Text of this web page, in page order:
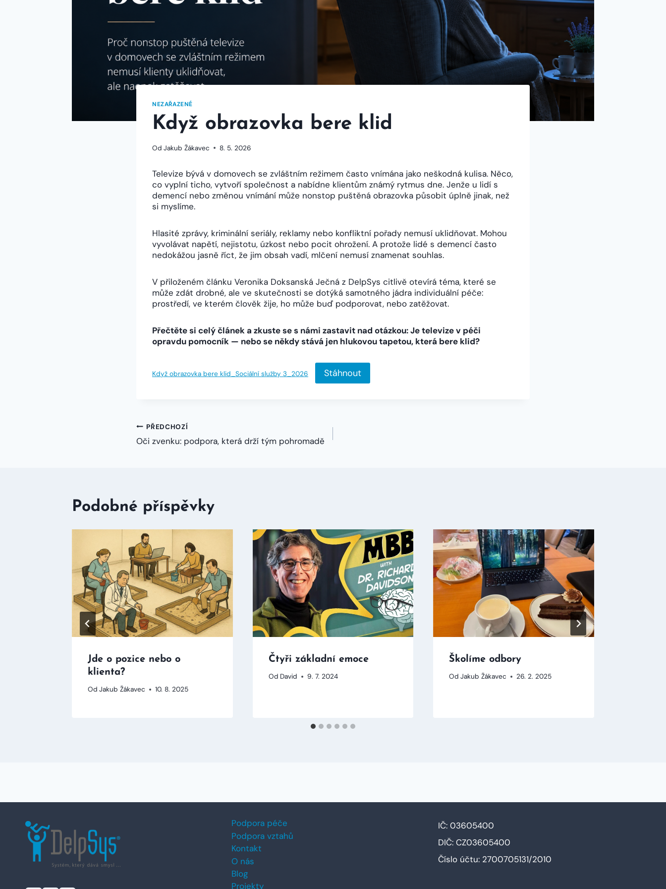
NEZAŘAZENÉ
Když obrazovka bere klid
Od Jakub Žákavec 8. 5. 2026
Televize bývá v domovech se zvláštním režimem často vnímána jako neškodná kulisa. Něco,
co vyplní ticho, vytvoří společnost a nabídne klientům známý rytmus dne. Jenže u lidí s
demencí nebo změnou vnímání může nonstop puštěná obrazovka působit úplně jinak, než
si myslíme.
Hlasité zprávy, kriminální seriály, reklamy nebo konfliktní pořady nemusí uklidňovat. Mohou
vyvolávat napětí, nejistotu, úzkost nebo pocit ohrožení. A protože lidé s demencí často
nedokážou jasně říct, že jim obsah vadí, mlčení nemusí znamenat souhlas.
V přiloženém článku Veronika Doksanská Ječná z DelpSys citlivě otevírá téma, které se
může zdát drobné, ale ve skutečnosti se dotýká samotného jádra individuální péče:
prostředí, ve kterém člověk žije, ho může buď podporovat, nebo zatěžovat.
Přečtěte si celý článek a zkuste se s námi zastavit nad otázkou: Je televize v péči
opravdu pomocník — nebo se někdy stává jen hlukovou tapetou, která bere klid?
Když obrazovka bere klid_Sociální služby 3_2026 Stáhnout
Navigace
PŘEDCHOZÍ
Oči zvenku: podpora, která drží tým pohromadě
Podobné příspěvky
Jde o pozice nebo o
klienta?
Od Jakub Žákavec 10. 8. 2025
Čtyři základní emoce
Od David 9. 7. 2024
Školíme odbory
Od Jakub Žákavec 26. 2. 2025
Podpora péče
Podpora vztahů
Kontakt
O nás
Blog
Projekty
IČ: 03605400
DIČ: CZ03605400
Číslo účtu: 2700705131/2010